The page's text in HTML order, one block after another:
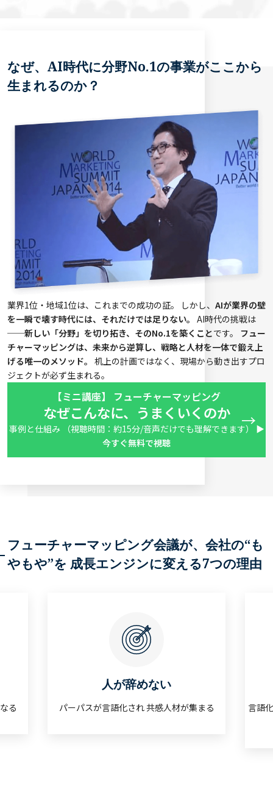
なぜ、AI時代に分野No.1の事業がここから
生まれるのか？
業界1位・地域1位は、これまでの成功の証。 しかし、 AIが業界の壁
を一瞬で壊す時代には、それだけでは足りない。 AI時代の挑戦は
──新しい「分野」を切り拓き、そのNo.1を築くことです。
フュー
チャーマッピングは、未来から逆算し、戦略と人材を一体で鍛え上
げる唯一のメソッド。 机上の計画ではなく、現場から動き出すプロ
ジェクトが必ず生まれる。
【ミニ講座】 フューチャーマッピング
なぜこんなに、うまくいくのか
事例と仕組み （視聴時間：約15分/音声だけでも理解できます） ▶
今すぐ無料で視聴
フューチャーマッピング会議が、会社の“も
やもや”を 成長エンジンに変える7つの理由
る
人が辞めない
パーパスが言語化され 共感人材が集まる 言語